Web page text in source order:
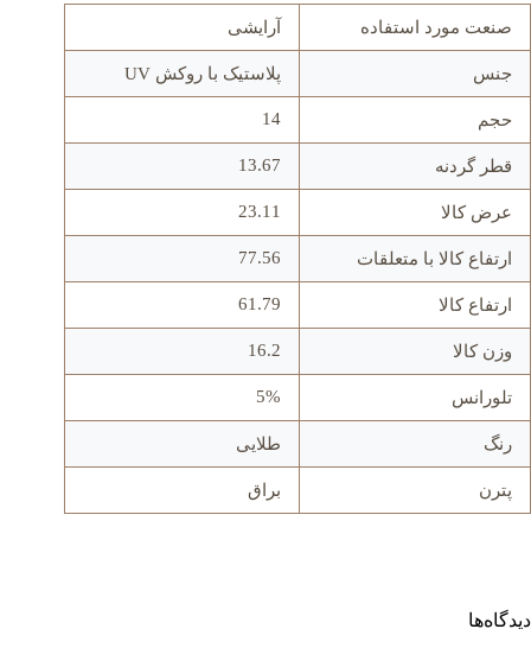
صنعت مورد استفاده آرایشی
جنس پلاستیک با روکش UV
حجم 14
قطر گردنه 13.67
عرض کالا 23.11
ارتفاع کالا با متعلقات 77.56
ارتفاع کالا 61.79
وزن کالا 16.2
تلورانس 5%
رنگ طلایی
پترن براق
دیدگاه‌ها